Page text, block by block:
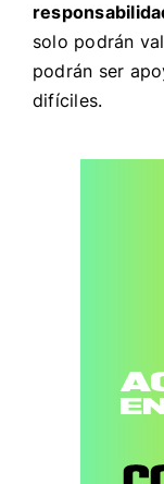
solo podrán
podrán ser
difíciles.